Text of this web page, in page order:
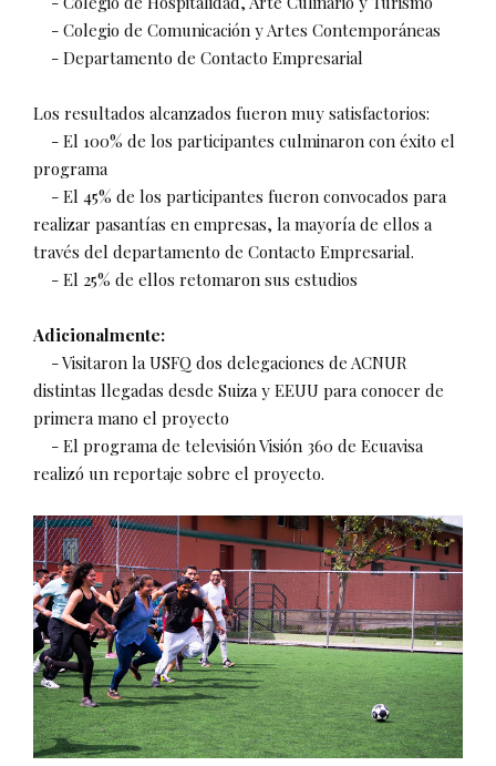
- Colegio de Comunicación y Artes Contemporáneas
- Departamento de Contacto Empresarial
Los resultados alcanzados fueron muy satisfactorios:
- El 100% de los participantes culminaron con éxito el
programa
- El 45% de los participantes fueron convocados para
realizar pasantías en empresas, la mayoría de ellos a
través del departamento de Contacto Empresarial.
- El 25% de ellos retomaron sus estudios
Adicionalmente:
- Visitaron la USFQ dos delegaciones de ACNUR
distintas llegadas desde Suiza y EEUU para conocer de
primera mano el proyecto
- El programa de televisión Visión 360 de Ecuavisa
realizó un reportaje sobre el proyecto.